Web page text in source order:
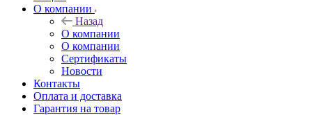
О компании
Назад
О компании
О компании
Сертификаты
Новости
Контакты
Оплата и доставка
Гарантия на товар